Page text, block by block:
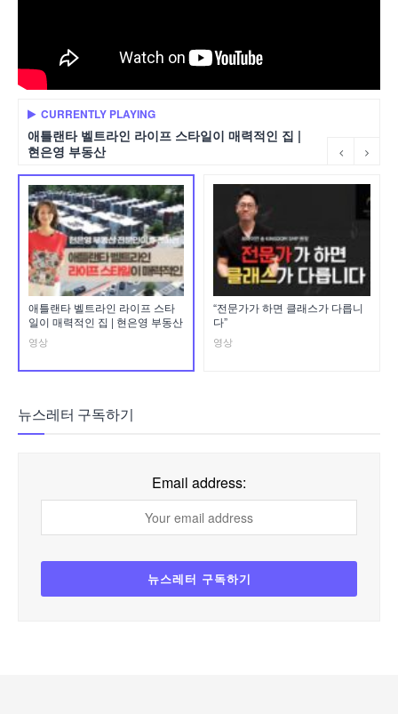
CURRENTLY PLAYING
애틀랜타 벨트라인 라이프 스타일이 매력적인 집 |
현은영 부동산
애틀랜타 벨트라인 라이프 스타
일이 매력적인 집 | 현은영 부동산
영상
“전문가가 하면 클래스가 다릅니
다”
영상
뉴스레터 구독하기
Email address: